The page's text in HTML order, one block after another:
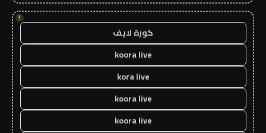
!
كورة لايف
koora live
kora live
koora live
koora live